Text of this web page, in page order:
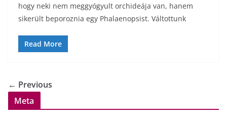
hogy neki nem meggyógyult orchideája van, hanem
sikerült beporoznia egy Phalaenopsist. Váltottunk
Read More
← Previous
Meta